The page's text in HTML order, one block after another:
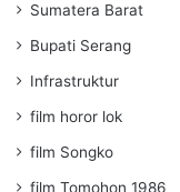
Sumatera Barat
Bupati Serang
Infrastruktur
film horor lok
film Songko
film Tomohon 1986